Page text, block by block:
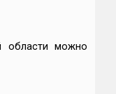
области можно